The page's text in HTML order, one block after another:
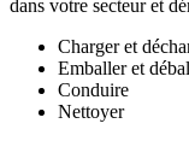
dans votre secteur et
Charger et
Emballer et
Conduire
Nettoyer